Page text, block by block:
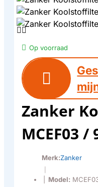
Op voorraad
Zanker
MCEF03 /
Merk:Zanker
Model: